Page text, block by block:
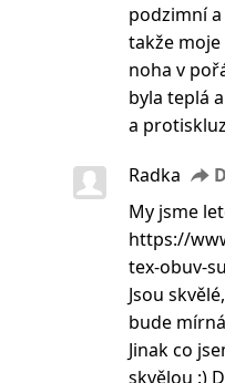
podzimní a
takže
noha v
byla teplá
a
Radka
My jsme
https://
tex-obuv-
Jsou
bude
Jinak co
skvělou :)